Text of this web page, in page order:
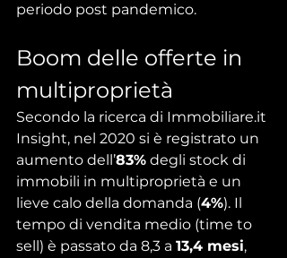
periodo post pandemico.
Boom delle offerte in
multiproprietà
Secondo la ricerca di Immobiliare.it
Insight, nel 2020 si è registrato un
aumento dell’83% degli stock di
immobili in multiproprietà e un
lieve calo della domanda (4%). Il
tempo di vendita medio (time to
sell) è passato da 8,3 a 13,4 mesi,